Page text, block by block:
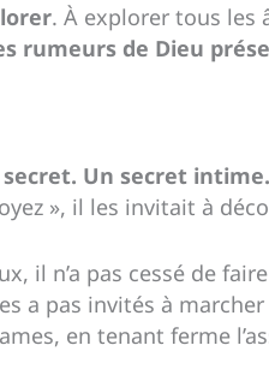
. À explorer tous les
rumeurs de Dieu
Un secret
», il les invitait à
il n’a pas cessé de
a pas invités à
en tenant ferme